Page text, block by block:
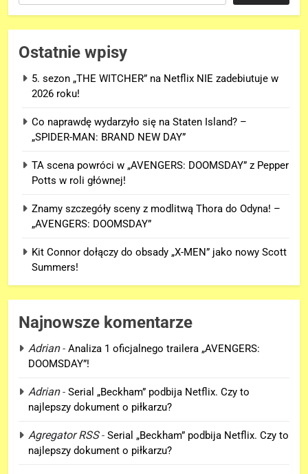
Ostatnie wpisy
5. sezon „THE WITCHER” na Netflix NIE zadebiutuje w
2026 roku!
Co naprawdę wydarzyło się na Staten Island? –
„SPIDER-MAN: BRAND NEW DAY”
TA scena powróci w „AVENGERS: DOOMSDAY” z Pepper
Potts w roli głównej!
Znamy szczegóły sceny z modlitwą Thora do Odyna! –
„AVENGERS: DOOMSDAY”
Kit Connor dołączy do obsady „X-MEN” jako nowy Scott
Summers!
Najnowsze komentarze
Adrian- Analiza 1 oficjalnego trailera „AVENGERS:
DOOMSDAY”!
Adrian- Serial „Beckham” podbija Netflix. Czy to
najlepszy dokument o piłkarzu?
Agregator RSS- Serial „Beckham” podbija Netflix. Czy to
najlepszy dokument o piłkarzu?
5
Kit Connor dołączy do obsady
Summers!
NEWSY